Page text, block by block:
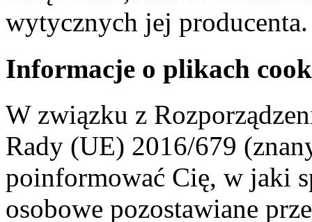
wytycznych jej producenta.
Informacje o plikach
W związku z
Rady (UE) 2016/679
poinformować Cię, w jaki
osobowe pozostawiane